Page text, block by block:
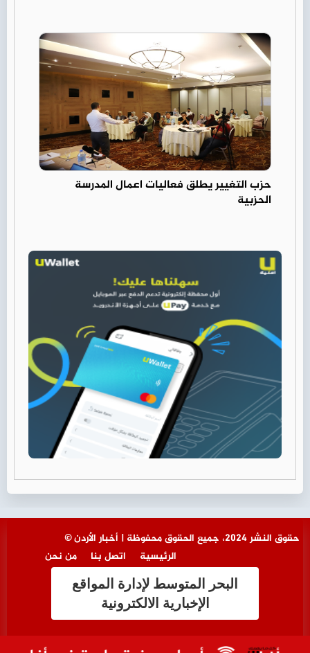
حزب التغيير يطلق فعاليات اعمال المدرسة
الحزبية
© حقوق النشر 2024، جميع الحقوق محفوظة | أخبار الأردن
من نحن
اتصل بنا الرئيسية
البحر المتوسط لإدارة المواقع
الإخبارية الالكترونية